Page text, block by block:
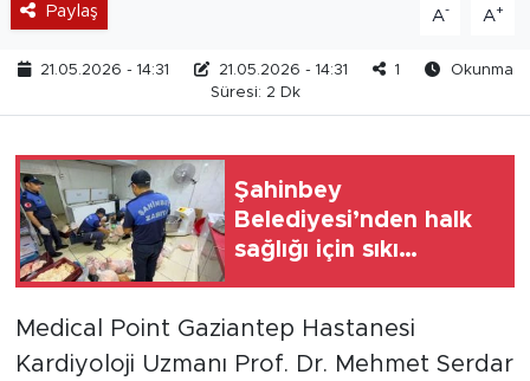
Paylaş A- A+
21.05.2026 - 14:31 21.05.2026 - 14:31 1
Okunma
Süresi: 2 Dk
Şahinbey
Belediyesi’nden halk
sağlığı için sıkı
Medical Point Gaziantep Hastanesi
Kardiyoloji Uzmanı Prof. Dr. Mehmet Serdar